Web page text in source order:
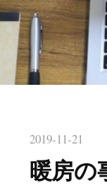
2019-11-21
暖房の